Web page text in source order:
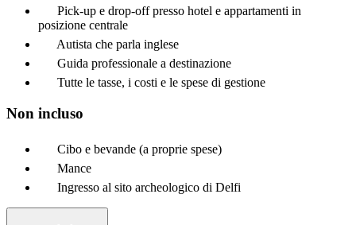
Pick-up e drop-off presso hotel e appartamenti in
posizione centrale
Autista che parla inglese
Guida professionale a destinazione
Tutte le tasse, i costi e le spese di gestione
Non incluso
Cibo e bevande (a proprie spese)
Mance
Ingresso al sito archeologico di Delfi